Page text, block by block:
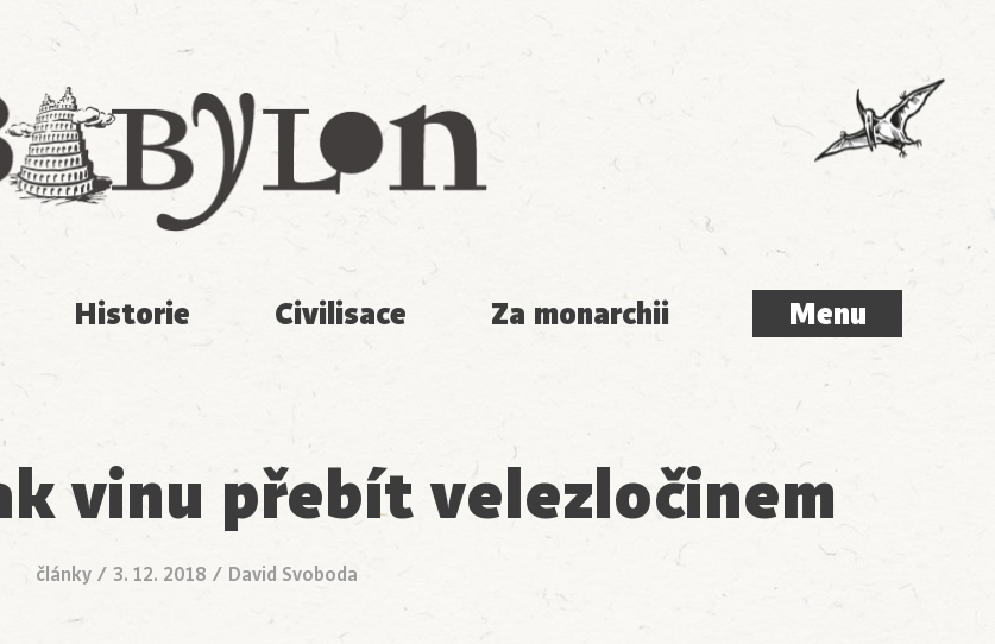
Historie Civilisace Za monarchii Menu
Menu
vinu přebít velezločinem
články/ 3. 12. 2018 / David Svoboda